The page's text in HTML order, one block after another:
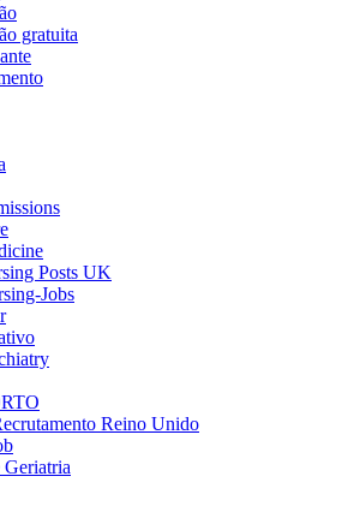
gratuita
Posts UK
Jobs
Reino Unido
Geriatria